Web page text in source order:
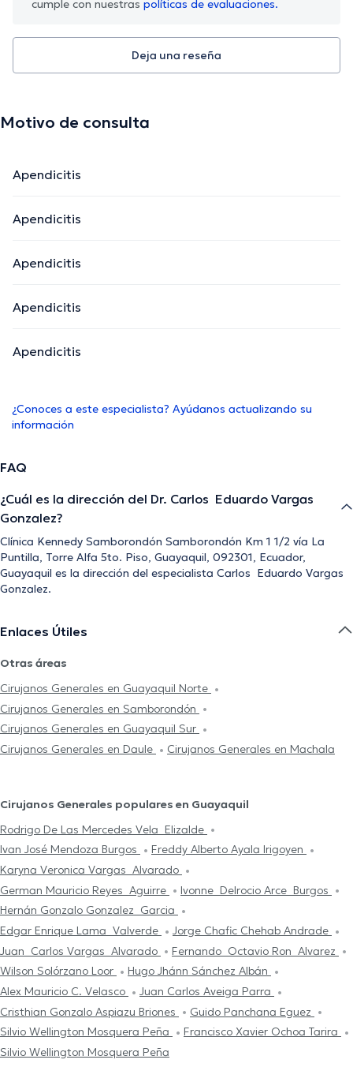
cumple con nuestras políticas de evaluaciones.
Deja una reseña
Motivo de consulta
Apendicitis
Apendicitis
Apendicitis
Apendicitis
Apendicitis
¿Conoces a este especialista? Ayúdanos actualizando su
información
FAQ
¿Cuál es la dirección del Dr. Carlos Eduardo Vargas
Gonzalez?
Clínica Kennedy Samborondón Samborondón Km 1 1/2 vía La
Puntilla, Torre Alfa 5to. Piso, Guayaquil, 092301, Ecuador,
Guayaquil es la dirección del especialista Carlos Eduardo Vargas
Gonzalez.
Enlaces Útiles
Otras áreas
Cirujanos Generales en Guayaquil Norte
Cirujanos Generales en Samborondón
Cirujanos Generales en Guayaquil Sur
Cirujanos Generales en Daule
Cirujanos Generales en Machala
Cirujanos Generales populares en Guayaquil
Rodrigo De Las Mercedes Vela Elizalde
Ivan José Mendoza Burgos
Freddy Alberto Ayala Irigoyen
Karyna Veronica Vargas Alvarado
German Mauricio Reyes Aguirre
Ivonne Delrocio Arce Burgos
Hernán Gonzalo Gonzalez Garcia
Edgar Enrique Lama Valverde
Jorge Chafic Chehab Andrade
Juan Carlos Vargas Alvarado
Fernando Octavio Ron Alvarez
Wilson Solórzano Loor
Hugo Jhánn Sánchez Albán
Alex Mauricio C. Velasco
Juan Carlos Aveiga Parra
Cristhian Gonzalo Aspiazu Briones
Guido Panchana Eguez
Silvio Wellington Mosquera Peña
Francisco Xavier Ochoa Tarira
Silvio Wellington Mosquera Peña